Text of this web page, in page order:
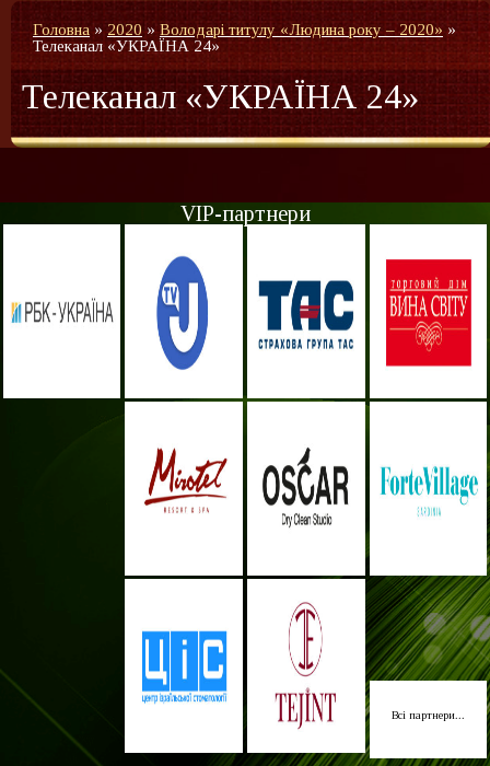
Головна »2020»Володарі титулу «Людина року – 2020» »
Телеканал «УКРАЇНА 24»
Телеканал «УКРАЇНА 24»
VIP-партнери
Всі партнери...